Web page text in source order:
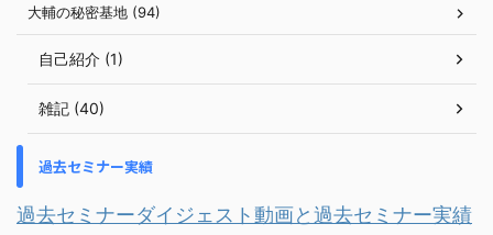
大輔の秘密基地 (94)
自己紹介 (1)
雑記 (40)
過去セミナー実績
過去セミナーダイジェスト動画と過去セミナー実績